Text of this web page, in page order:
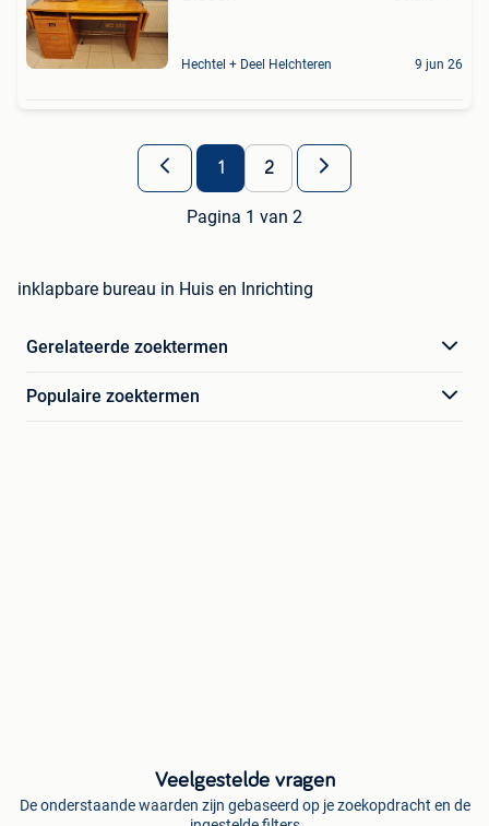
Hechtel + Deel Helchteren 9 jun 26
1 2
Pagina 1 van 2
inklapbare bureau in Huis en Inrichting
Gerelateerde zoektermen
Populaire zoektermen
Veelgestelde vragen
De onderstaande waarden zijn gebaseerd op je zoekopdracht en de